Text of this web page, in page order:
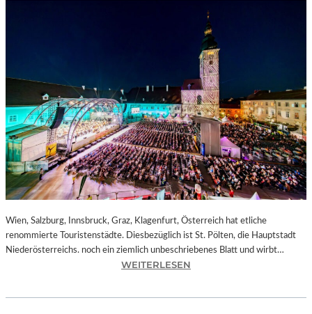
Wien, Salzburg, Innsbruck, Graz, Klagenfurt, Österreich hat etliche
renommierte Touristenstädte. Diesbezüglich ist St. Pölten, die Hauptstadt
Niederösterreichs. noch ein ziemlich unbeschriebenes Blatt und wirbt…
WEITERLESEN